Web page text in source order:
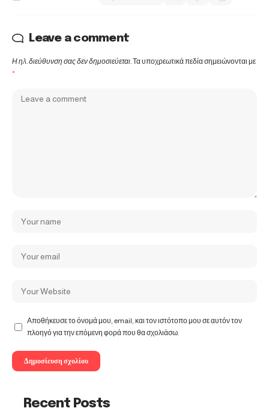
Leave a comment
Η ηλ. διεύθυνση σας δεν δημοσιεύεται.Τα υποχρεωτικά πεδία σημειώνονται με
*
Αποθήκευσε το όνομά μου, email, και τον ιστότοπο μου σε αυτόν τον
πλοηγό για την επόμενη φορά που θα σχολιάσω.
Recent Posts